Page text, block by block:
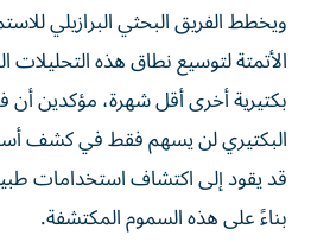
ويخطط الفريق البحثي البرازيلي
الأتمتة لتوسيع نطاق هذه
بكتيرية أخرى أقل شهرة، مؤكدين أن
البكتيري لن يسهم فقط في كشف
قد يقود إلى اكتشاف استخدامات
بناءً على هذه السموم المكتشفة.